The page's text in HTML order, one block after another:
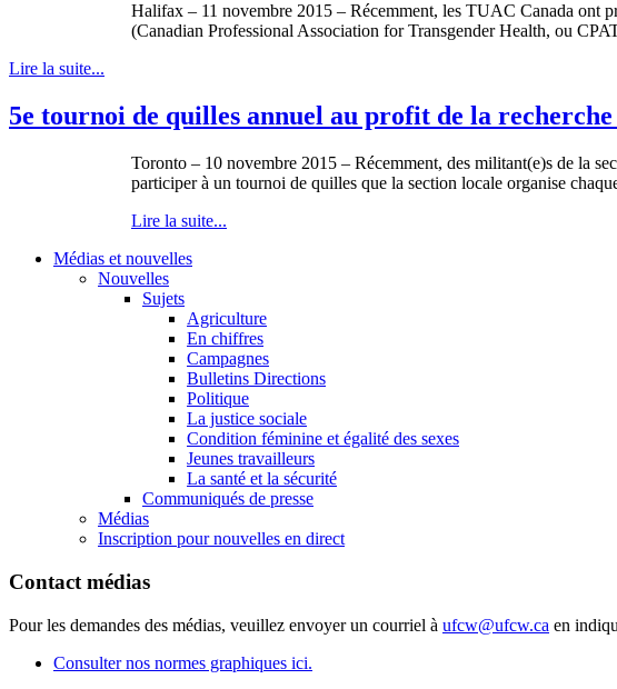
Halifax – 11 novembre 2015 – Récemment, les TUAC Canada ont
(Canadian Professional Association for Transgender Health, ou
Lire la suite...
5e tournoi de quilles annuel au profit de la
Toronto – 10 novembre 2015 – Récemment, des militant(e)s de la
participer à un tournoi de quilles que la section locale organise
Lire la suite...
Médias et nouvelles
Nouvelles
Sujets
Agriculture
En chiffres
Campagnes
Bulletins Directions
Politique
La justice sociale
Condition féminine et égalité des sexes
Jeunes travailleurs
La santé et la sécurité
Communiqués de presse
Médias
Inscription pour nouvelles en direct
Contact médias
Pour les demandes des médias, veuillez envoyer un courriel à ufcw@ufcw.ca en
Consulter nos normes graphiques ici.